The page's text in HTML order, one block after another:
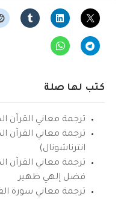
كتب لها صلة
ترجمة معاني القرآن
ترجمة معاني القرآن
انترناشونال)
ترجمة معاني القرآن
فضل إلهي ظهير
ترجمة معاني سورة